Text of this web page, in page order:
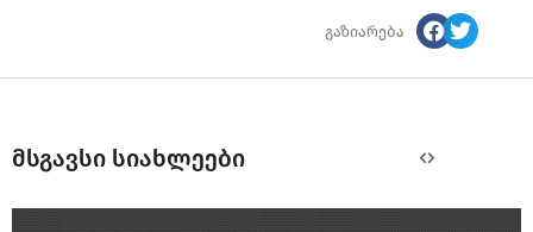
გაზიარება
მსგავსი სიახლეები